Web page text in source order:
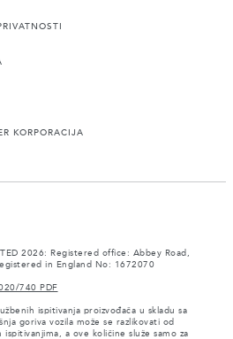
KORPORACIJA
2026: Registered office: Abbey Road,
in England No: 1672070
740 PDF
ispitivanja proizvođača u skladu sa
goriva vozila može se razlikovati od
a ove količine služe samo za